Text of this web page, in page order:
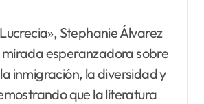
Stephanie Álvarez
esperanzadora sobre
inmigración, la diversidad y
que la literatura